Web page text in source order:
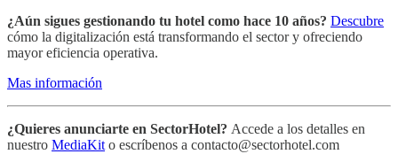
¿Aún sigues gestionando tu hotel como hace 10 años? Descubre
cómo la digitalización está transformando el sector y ofreciendo
mayor eficiencia operativa.
Mas información
¿Quieres anunciarte en SectorHotel? Accede a los detalles en
nuestro MediaKit o escríbenos a contacto@sectorhotel.com